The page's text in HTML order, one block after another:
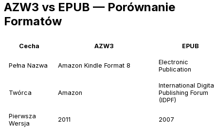
AZW3 vs EPUB — Porównanie
Formatów
Cecha AZW3 EPUB
Pełna Nazwa Amazon Kindle Format 8
Electronic
Publication
Twórca Amazon
International Digital
Publishing Forum
(IDPF)
Pierwsza
Wersja
2011 2007